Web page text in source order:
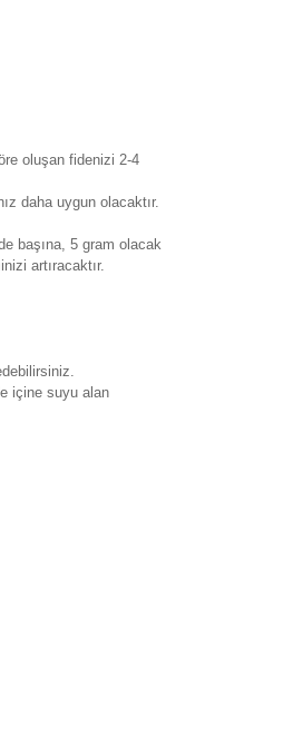
oluşan fidenizi 2-4
daha uygun olacaktır.
başına, 5 gram olacak
artıracaktır.
içine suyu alan